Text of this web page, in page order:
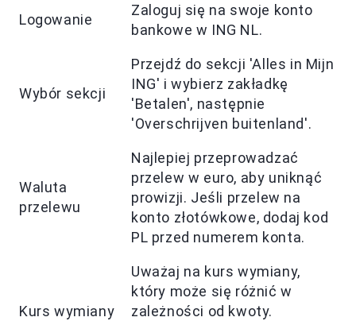
Logowanie
Zaloguj się na swoje konto
bankowe w ING NL.
Wybór sekcji
Przejdź do sekcji 'Alles in Mijn
ING' i wybierz zakładkę
'Betalen', następnie
'Overschrijven buitenland'.
Waluta
przelewu
Najlepiej przeprowadzać
przelew w euro, aby uniknąć
prowizji. Jeśli przelew na
konto złotówkowe, dodaj kod
PL przed numerem konta.
Kurs wymiany
Uważaj na kurs wymiany,
który może się różnić w
zależności od kwoty.